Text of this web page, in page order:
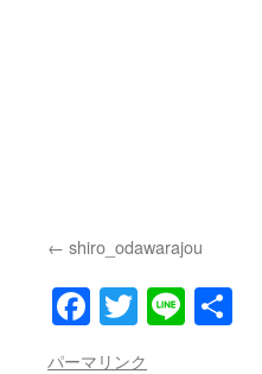
shiro_odawarajou
Facebook
Twitter
Line
パーマリンク